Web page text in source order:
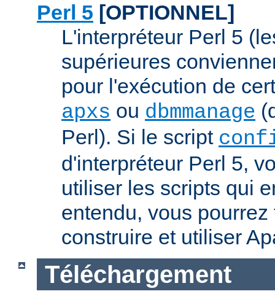
Perl 5 [OPTIONNEL]
L'interpréteur Perl 5
supérieures
pour l'exécution de
apxs ou dbmmanage
Perl). Si le script
d'interpréteur Perl 5,
utiliser les scripts qui
entendu, vous
construire et utiliser
Téléchargement